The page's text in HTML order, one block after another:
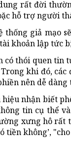
rất đời
hỗ trợ người
giả mạo
khoản lập tức
có thói quen tin
khi đó,
nên dễ
nhận biết
tin cụ thể
xưng hô
tiền không’,